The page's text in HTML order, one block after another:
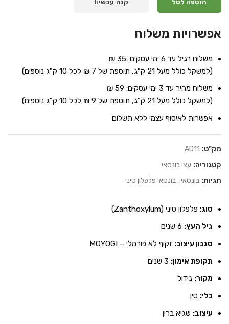
הוספה לסל קנה עכשיו!
אפשרויות משלוח
משלוח רגיל עד 6 ימי עסקים: 35 ₪
(למשקל כולל מעל 21 ק"ג, תוספת של 7 ₪ לכל 10 ק"ג נוספים)
משלוח מהיר עד 3 ימי עסקים: 59 ₪
(למשקל כולל מעל 21 ק"ג, תוספת של 9 ₪ לכל 10 ק"ג נוספים)
אפשרות לאיסוף עצמי ללא תשלום
מק"ט: AD11
קטגוריה: עצי בונסאי
תגיות: בונסאי, בונסאי פלפלון סיני
סוג: פלפלון סיני (Zanthoxylum)
גיל העץ:
סגנון עיצוב: זקוף לא פורמלי – MOYOGI
תקופת אימון:
מקור: גידול
כלי: סין
עיצוב: שגיא ברון